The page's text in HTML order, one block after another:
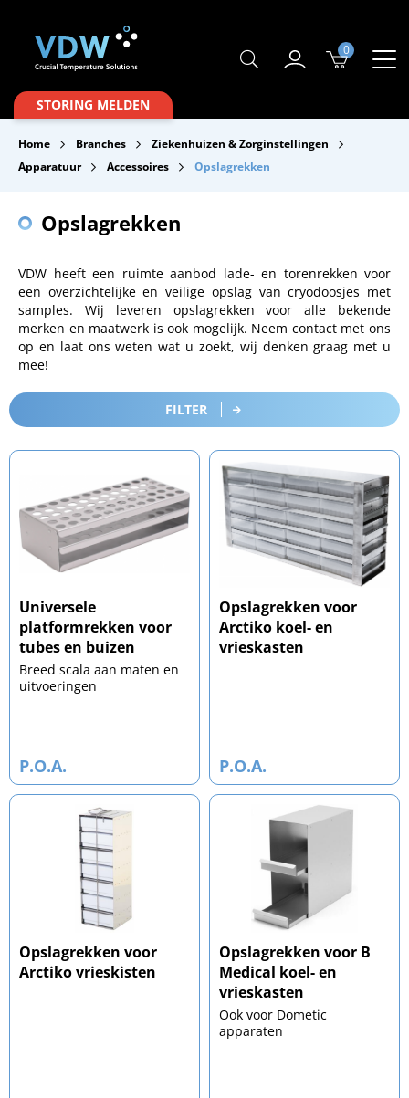
Producten
Branches
Merken
Service & Onderhoud
Contact
Downloads
0
STORING MELDEN
Home Branches
Ziekenhuizen & Zorginstellingen
Apparatuur
Accessoires Opslagrekken
Opslagrekken
VDW heeft een ruimte aanbod lade- en torenrekken voor
een overzichtelijke en veilige opslag van cryodoosjes met
samples. Wij leveren opslagrekken voor alle bekende
merken en maatwerk is ook mogelijk. Neem contact met ons
op en laat ons weten wat u zoekt, wij denken graag met u
mee!
FILTER
Universele
platformrekken voor
tubes en buizen
Breed scala aan maten en
uitvoeringen
P.O.A.
Opslagrekken voor
Arctiko koel- en
vrieskasten
P.O.A.
Opslagrekken voor
Arctiko vrieskisten
Opslagrekken voor B
Medical koel- en
vrieskasten
Ook voor Dometic
apparaten